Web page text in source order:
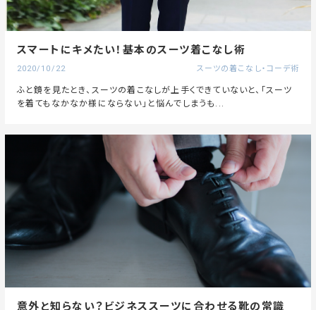
スマートにキメたい！基本のスーツ着こなし術
2020/10/22 スーツの着こなし・コーデ術
ふと鏡を見たとき、スーツの着こなしが上手くできていないと、「スーツ
を着てもなかなか様にならない」と悩んでしまうも...
意外と知らない？ビジネススーツに合わせる靴の常識